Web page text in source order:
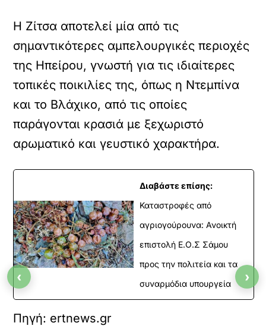
Η Ζίτσα αποτελεί μία από τις
σημαντικότερες αμπελουργικές περιοχές
της Ηπείρου, γνωστή για τις ιδιαίτερες
τοπικές ποικιλίες της, όπως η Ντεμπίνα
και το Βλάχικο, από τις οποίες
παράγονται κρασιά με ξεχωριστό
αρωματικό και γευστικό χαρακτήρα.
Διαβάστε επίσης:
Καταστροφές από
αγριογούρουνα: Ανοικτή
επιστολή Ε.Ο.Σ Σάμου
προς την πολιτεία και τα
συναρμόδια υπουργεία
Πηγή: ertnews.gr
‹ ›